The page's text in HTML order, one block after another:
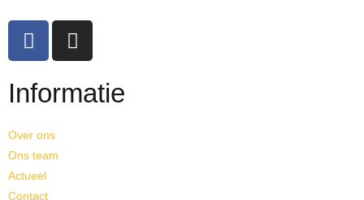
Informatie
Over ons
Ons team
Actueel
Contact